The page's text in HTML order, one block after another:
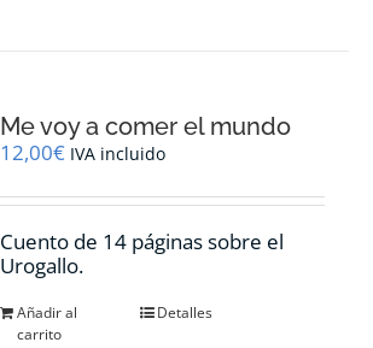
Me voy a comer el mundo
12,00€ IVA incluido
Cuento de 14 páginas sobre el
Urogallo.
Añadir al
carrito
Detalles